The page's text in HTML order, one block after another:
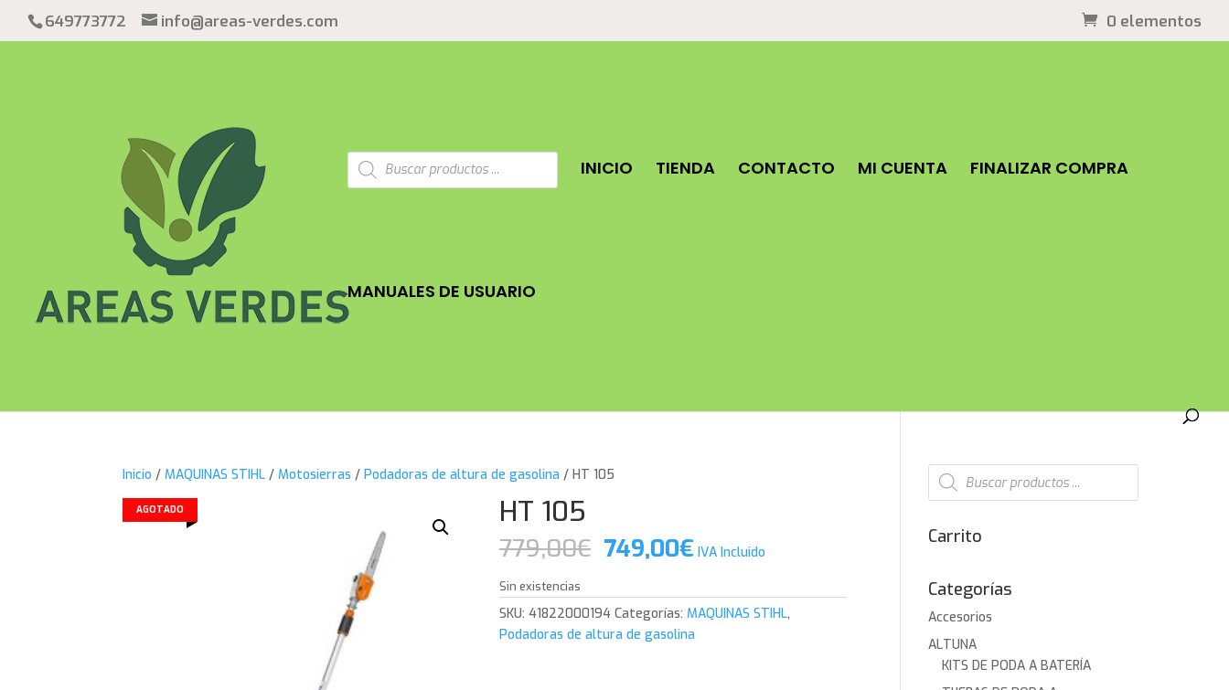
649773772 info@areas-verdes.com 0 elementos
Búsqueda
de
productos
INICIO TIENDA CONTACTO MI CUENTA FINALIZAR COMPRA
MANUALES DE USUARIO
Inicio /MAQUINAS STIHL /Motosierras /Podadoras de altura de gasolina / HT 105
AGOTADO HT 105
779,00€ El
precio
original
era:
779,00€.
749,00€El
actual
es:
749,00€.
IVA Incluido
Sin existencias
SKU:41822000194 Categorías:MAQUINAS STIHL,
Podadoras de altura de gasolina
Búsqueda
de
productos
Carrito
Categorías
Accesorios
ALTUNA
KITS DE PODA A BATERÍA